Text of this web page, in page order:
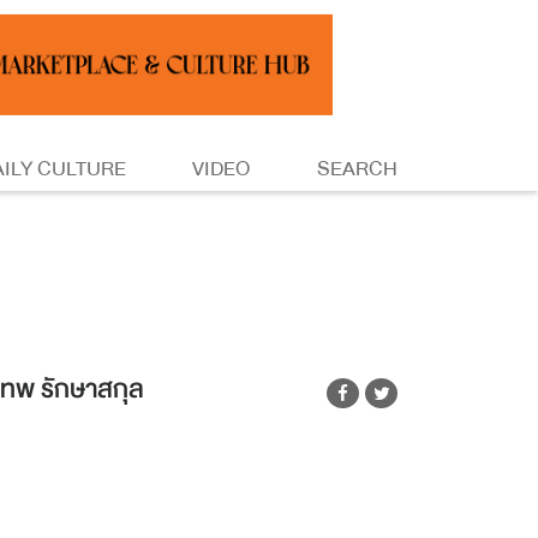
CULTURE VIDEO SEARCH
พ รักษาสกุล